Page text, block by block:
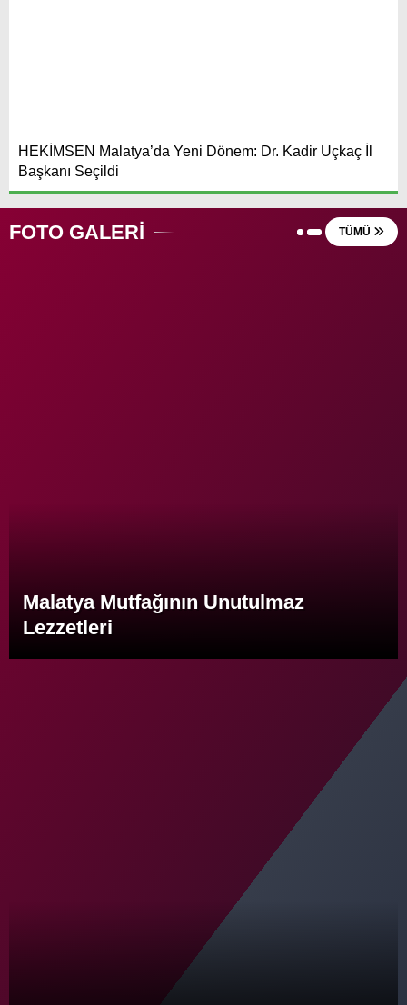
HEKİMSEN Malatya’da Yeni Dönem: Dr. Kadir Uçkaç İl
Başkanı Seçildi
FOTO GALERİ TÜMÜ
Malatya Mutfağının Unutulmaz
Lezzetleri